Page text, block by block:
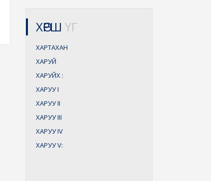
ХӨРШ ҮГ
ХАРТАХАН
ХАРУЙ
ХАРУЙХ :
ХАРУУI
ХАРУУII
ХАРУУIII
ХАРУУIV
ХАРУУV: